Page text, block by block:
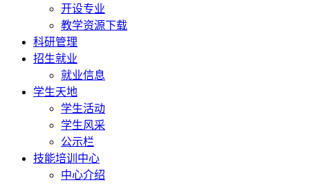
开设专业
教学资源下载
科研管理
招生就业
就业信息
学生天地
学生活动
学生风采
公示栏
技能培训中心
中心介绍